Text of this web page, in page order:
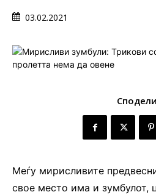
03.02.2021
Сподели
Меѓу мирисливите
свое место има и зумбулот,